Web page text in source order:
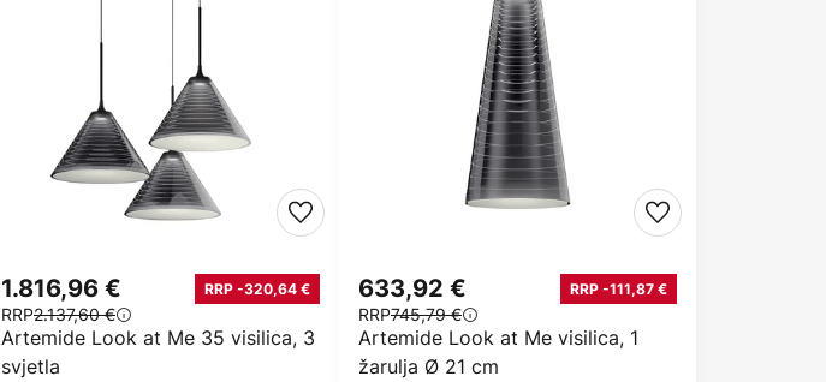
Artemide Look at Me 35 visilica, 3
svjetla
1.816,96 € RRP -320,64 €
RRP2.137,60 €
Artemide Look at Me visilica, 1
žarulja Ø 21 cm
633,92 € RRP -111,87 €
RRP745,79 €